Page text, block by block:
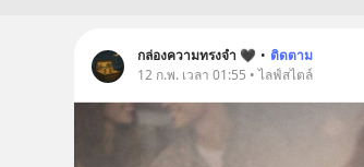
กล่องความทรงจำ 🖤 • ติดตาม
12 ก.พ. เวลา 01:55 • ไลฟ์สไตล์